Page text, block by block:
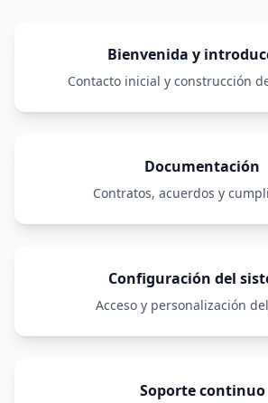
Bienvenida y
Contacto inicial y construcción
Documentación
Contratos, acuerdos y
Configuración del
Acceso y personalización
Soporte continuo